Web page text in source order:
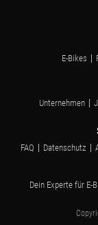
E-Bikes
Unternehmen
FAQ Datenschutz
Dein Experte für E-